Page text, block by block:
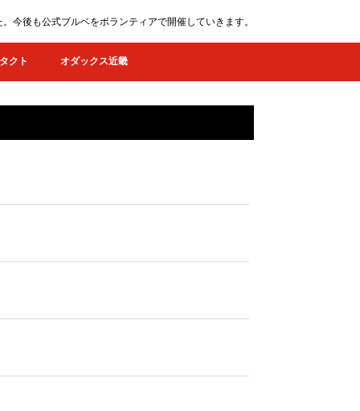
今後も公式ブルベをボランティアで開催していきます。
クト オダックス近畿